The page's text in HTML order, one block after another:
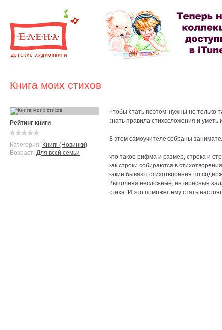
Книга моих стихов
Рейтинг книги
Категория: Книги (Новинки)
Возраст: Для всей семьи
Чтобы стать поэтом, нужны не только
знать правила стихосложения и
В этом самоучителе собраны
что такое рифма и размер, строка и
как строки собираются в стихотворения
какие бывают стихотворения по
Выполняя несложные, интересные
стиха. И это поможет ему стать